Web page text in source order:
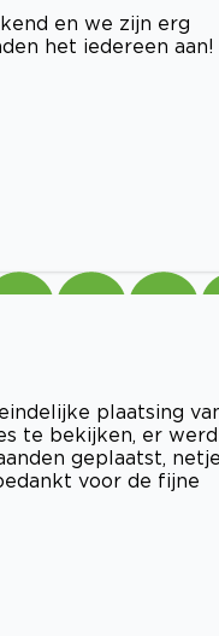
en we zijn erg
het iedereen aan!
plaatsing
te bekijken, er werd
geplaatst,
voor de fijne